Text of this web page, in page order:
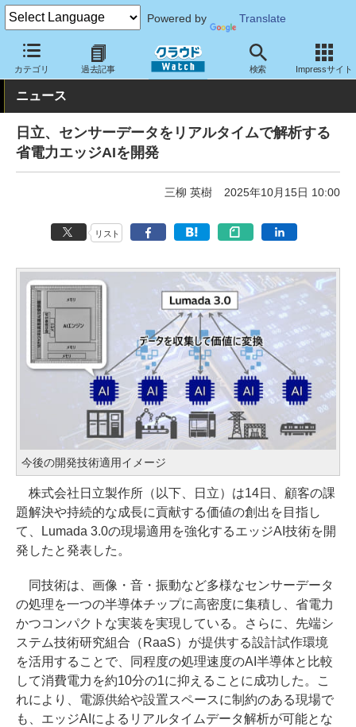
Powered by Translate
カテゴリ 過去記事 検索 Impressサイト
クラウド Watch サービス・ソフト サービス その他
ニュース
日立、センサーデータをリアルタイムで解析する
省電力エッジAIを開発
三柳 英樹 2025年10月15日 10:00
リスト
今後の開発技術適用イメージ
株式会社日立製作所（以下、日立）は14日、顧客の課
題解決や持続的な成長に貢献する価値の創出を目指し
て、Lumada 3.0の現場適用を強化するエッジAI技術を開
発したと発表した。
同技術は、画像・音・振動など多様なセンサーデータ
の処理を一つの半導体チップに高密度に集積し、省電力
かつコンパクトな実装を実現している。さらに、先端シ
ステム技術研究組合（RaaS）が提供する設計試作環境
を活用することで、同程度の処理速度のAI半導体と比較
して消費電力を約10分の1に抑えることに成功した。こ
れにより、電源供給や設置スペースに制約のある現場で
も、エッジAIによるリアルタイムデータ解析が可能とな